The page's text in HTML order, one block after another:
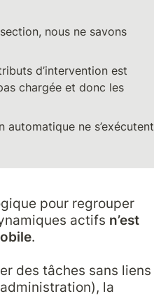
nous ne savons
d’intervention est
chargée et donc les
ne s’exécutent
pour regrouper
actifs n’est
.
des tâches sans liens
la